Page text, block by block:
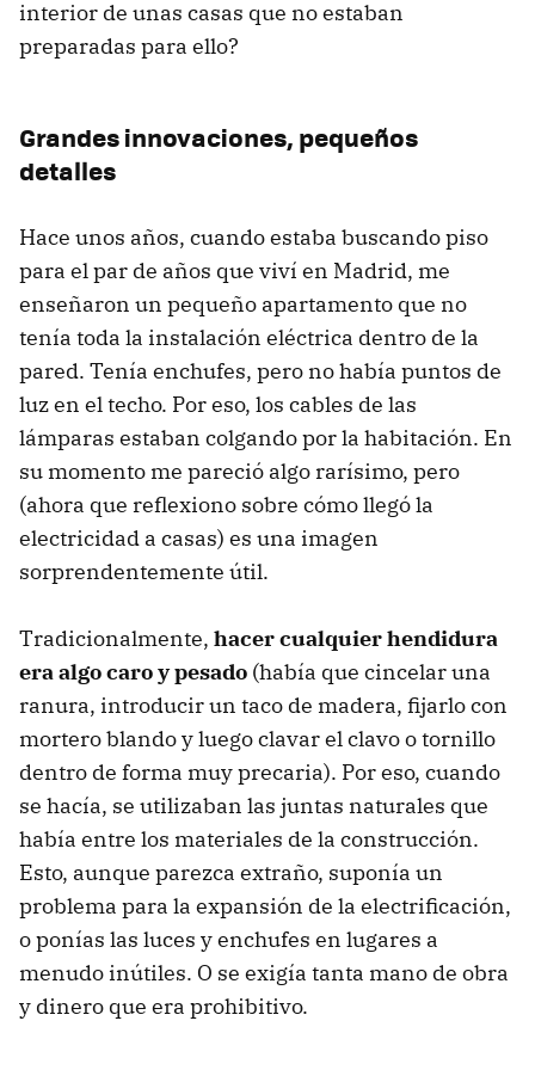
interior de unas casas que no estaban
preparadas para ello?
Grandes innovaciones, pequeños
detalles
Hace unos años, cuando estaba buscando piso
para el par de años que viví en Madrid, me
enseñaron un pequeño apartamento que no
tenía toda la instalación eléctrica dentro de la
pared. Tenía enchufes, pero no había puntos de
luz en el techo. Por eso, los cables de las
lámparas estaban colgando por la habitación. En
su momento me pareció algo rarísimo, pero
(ahora que reflexiono sobre cómo llegó la
electricidad a casas) es una imagen
sorprendentemente útil.
Tradicionalmente, hacer cualquier hendidura
era algo caro y pesado (había que cincelar una
ranura, introducir un taco de madera, fijarlo con
mortero blando y luego clavar el clavo o tornillo
dentro de forma muy precaria). Por eso, cuando
se hacía, se utilizaban las juntas naturales que
había entre los materiales de la construcción.
Esto, aunque parezca extraño, suponía un
problema para la expansión de la electrificación,
o ponías las luces y enchufes en lugares a
menudo inútiles. O se exigía tanta mano de obra
y dinero que era prohibitivo.